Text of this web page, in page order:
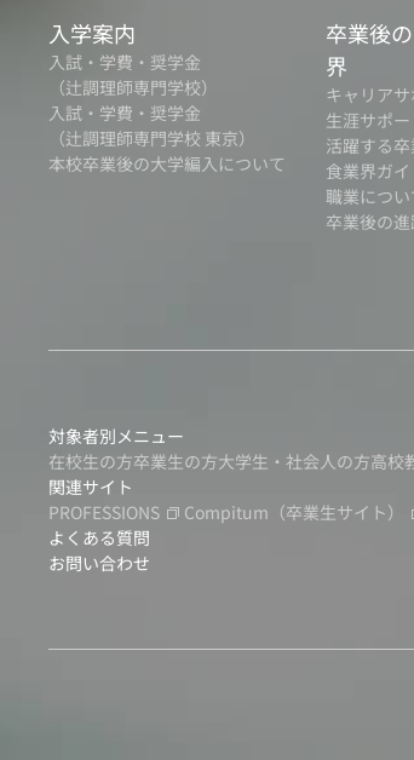
入学案内
入試・学費・奨学金
（辻調理師専門学校）
入試・学費・奨学金
（辻調理師専門学校 東京）
本校卒業後の大学編入について
卒業後
界
キャリア
生涯サポー
活躍する
食業界ガイ
職業につい
卒業後の
対象者別メニュー
在校生の方卒業生の方大学生・社会人の方高校
関連サイト
PROFESSIONS
Compitum （卒業生サイト）
よくある質問
お問い合わせ